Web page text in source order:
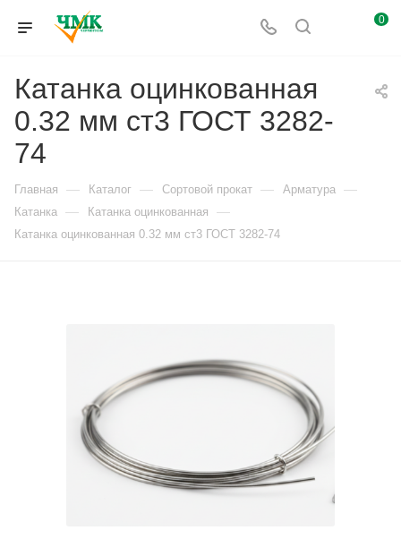
0
Катанка оцинкованная
0.32 мм ст3 ГОСТ 3282-
74
Главная — Каталог — Сортовой прокат — Арматура —
Катанка — Катанка оцинкованная —
Катанка оцинкованная 0.32 мм ст3 ГОСТ 3282-74